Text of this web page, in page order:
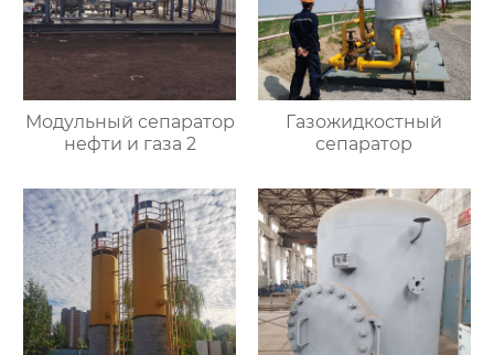
Модульный сепаратор
нефти и газа 2
Газожидкостный
сепаратор